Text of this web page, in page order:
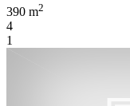
390 m2
4
1